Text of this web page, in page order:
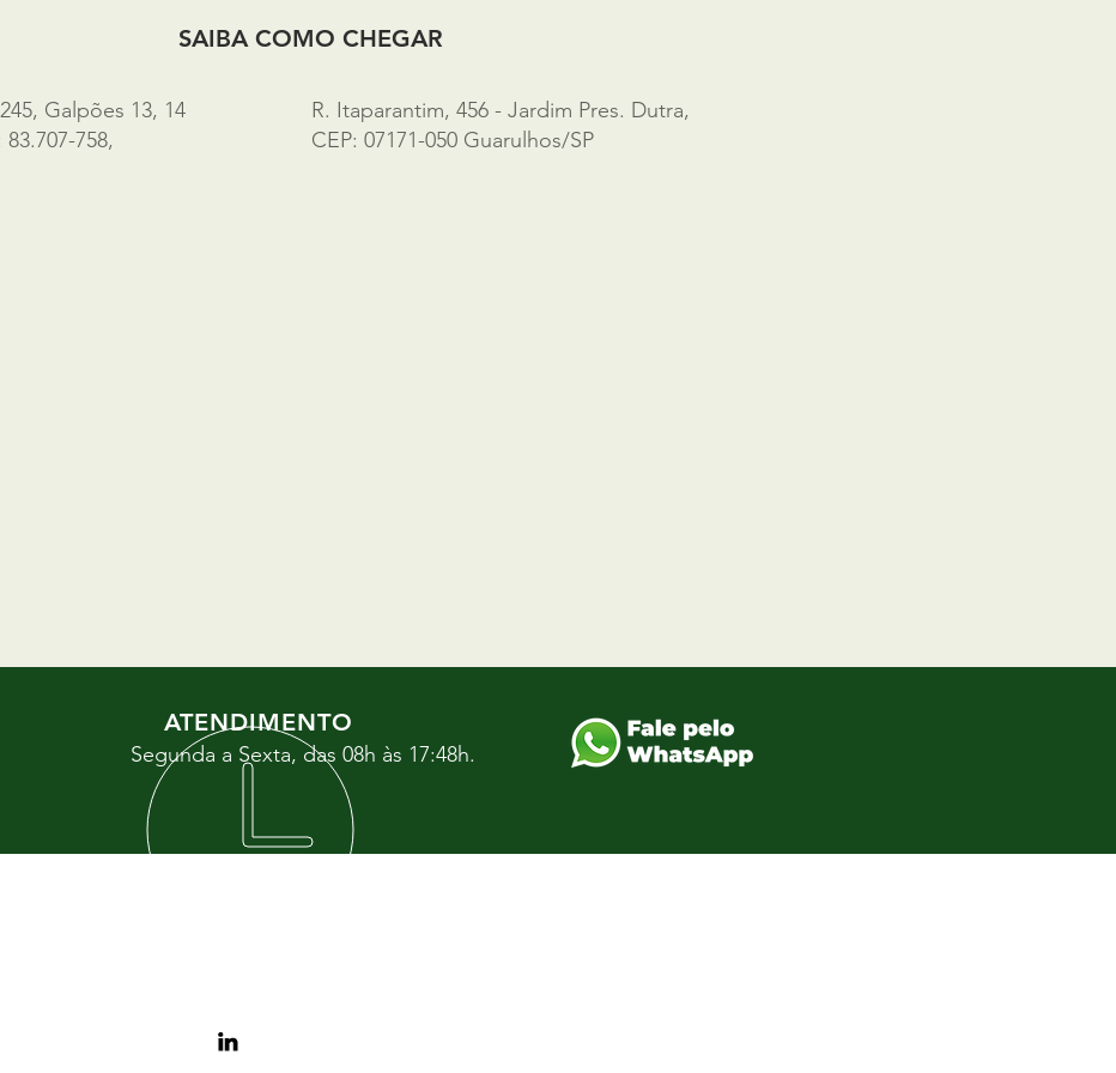
SAIBA COMO CHEGAR
Galpões 13, 14
758,
R. Itaparantim, 456 - Jardim Pres. Dutra,
CEP: 07171-050 Guarulhos/SP
ATENDIMENTO
Segunda a Sexta, das 08h às 17:48h.